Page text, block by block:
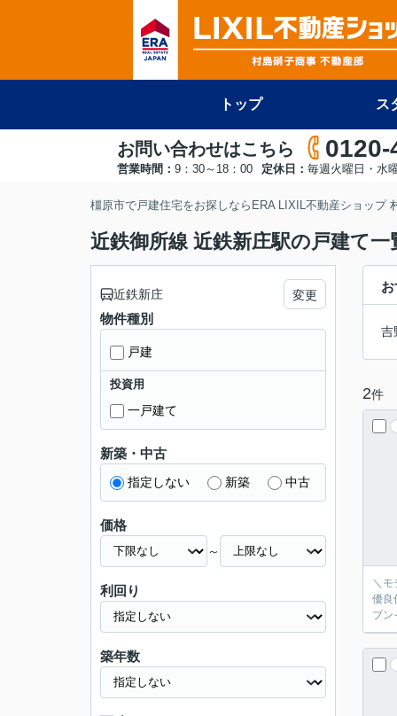
トップ ス
お問い合わせはこちら 0120-
営業時間： 9：30～18：00 定休日： 毎週火曜日・水
橿原市で戸建住宅をお探しならERA LIXIL不動産ショップ
近鉄御所線 近鉄新庄駅の戸建て一
吉
2件
＼モ
優良
ブン
近鉄新庄 変更
物件種別
戸建
投資用
一戸建て
新築・中古
指定しない 新築 中古
価格
～
利回り
築年数